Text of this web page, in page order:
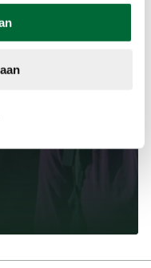
korting op
nu lid!